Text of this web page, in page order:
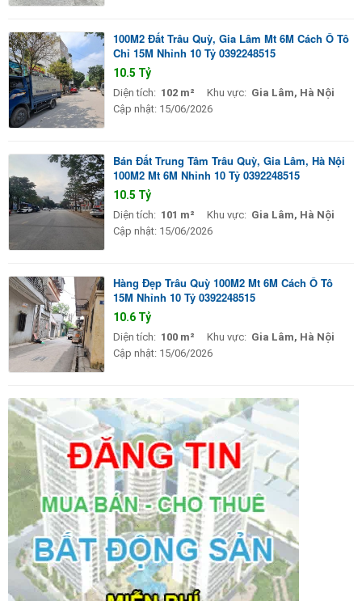
100M2 Đất Trâu Quỳ, Gia Lâm Mt 6M Cách Ô Tô
Chỉ 15M Nhỉnh 10 Tỷ 0392248515
10.5 Tỷ
Diện tích: 102 m² Khu vực: Gia Lâm, Hà Nội
Cập nhật: 15/06/2026
Bán Đất Trung Tâm Trâu Quỳ, Gia Lâm, Hà Nội
100M2 Mt 6M Nhỉnh 10 Tỷ 0392248515
10.5 Tỷ
Diện tích: 101 m² Khu vực: Gia Lâm, Hà Nội
Cập nhật: 15/06/2026
Hàng Đẹp Trâu Quỳ 100M2 Mt 6M Cách Ô Tô
15M Nhỉnh 10 Tỷ 0392248515
10.6 Tỷ
Diện tích: 100 m² Khu vực: Gia Lâm, Hà Nội
Cập nhật: 15/06/2026